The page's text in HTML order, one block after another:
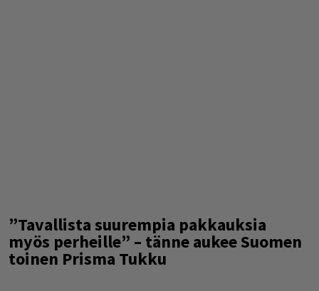
”Tavallista suurempia pakkauksia
myös perheille” – tänne aukee Suomen
toinen Prisma Tukku